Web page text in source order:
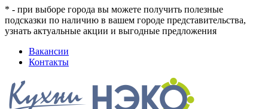
* - при выборе города вы можете получить полезные
подсказки по наличию в вашем городе представительства,
узнать актуальные акции и выгодные предложения
Вакансии
Контакты